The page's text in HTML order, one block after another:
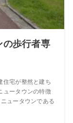
の歩行者専
住宅が整然と建ち
ュータウンの特徴
ュータウンである